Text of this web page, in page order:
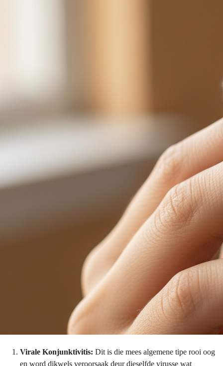
Virale Konjunktivitis: Dit is die mees algemene tipe rooi oog
en word dikwels veroorsaak deur dieselfde virusse wat